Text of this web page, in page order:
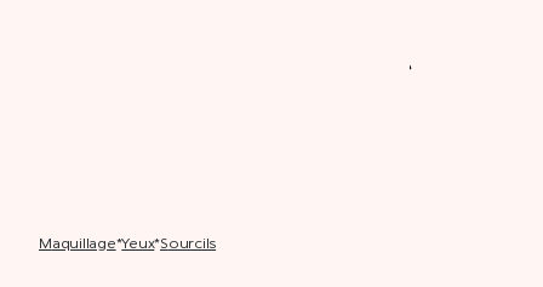
maquillage* yeux* sourcils